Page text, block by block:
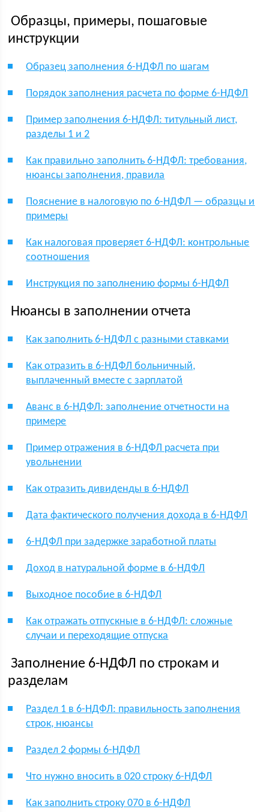
Образцы, примеры, пошаговые
инструкции
Образец заполнения 6-НДФЛ по шагам
Порядок заполнения расчета по форме 6-НДФЛ
Пример заполнения 6-НДФЛ: титульный лист,
разделы 1 и 2
Как правильно заполнить 6-НДФЛ: требования,
нюансы заполнения, правила
Пояснение в налоговую по 6-НДФЛ — образцы и
примеры
Как налоговая проверяет 6-НДФЛ: контрольные
соотношения
Инструкция по заполнению формы 6-НДФЛ
Нюансы в заполнении отчета
Как заполнить 6-НДФЛ с разными ставками
Как отразить в 6-НДФЛ больничный,
выплаченный вместе с зарплатой
Аванс в 6-НДФЛ: заполнение отчетности на
примере
Пример отражения в 6-НДФЛ расчета при
увольнении
Как отразить дивиденды в 6-НДФЛ
Дата фактического получения дохода в 6-НДФЛ
6-НДФЛ при задержке заработной платы
Доход в натуральной форме в 6-НДФЛ
Выходное пособие в 6-НДФЛ
Как отражать отпускные в 6-НДФЛ: сложные
случаи и переходящие отпуска
Заполнение 6-НДФЛ по строкам и
разделам
Раздел 1 в 6-НДФЛ: правильность заполнения
строк, нюансы
Раздел 2 формы 6-НДФЛ
Что нужно вносить в 020 строку 6-НДФЛ
Как заполнить строку 070 в 6-НДФЛ